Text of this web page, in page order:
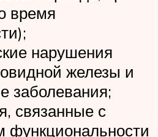
время
нарушения
железы и
заболевания;
связанные с
функциональности